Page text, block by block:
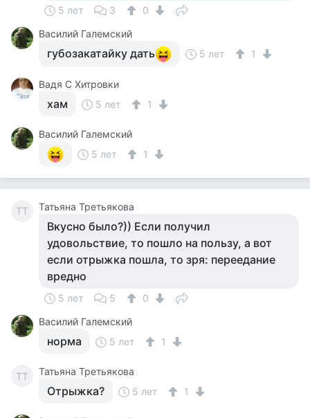
5 лет 3
0
Василий Галемский
губозакатайку дать 5 лет 1
Вадя С Хитровки
хам 5 лет 1
Василий Галемский
5 лет
1
ТТ Татьяна Третьякова
Вкусно было?)) Если получил
удовольствие, то пошло на пользу, а вот
если отрыжка пошла, то зря: переедание
вредно
5 лет 5
0
Василий Галемский
норма 5 лет 1
ТТ Татьяна Третьякова
Отрыжка? 5 лет 1